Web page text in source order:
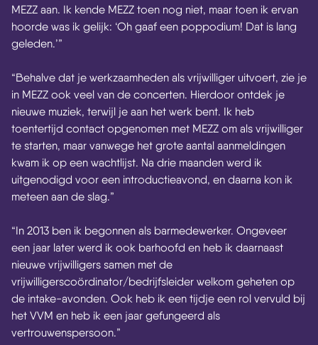
MEZZ aan. Ik kende MEZZ toen nog niet, maar toen ik ervan
hoorde was ik gelijk: ‘Oh gaaf een poppodium! Dat is lang
geleden.’”
“Behalve dat je werkzaamheden als vrijwilliger uitvoert, zie je
in MEZZ ook veel van de concerten. Hierdoor ontdek je
nieuwe muziek, terwijl je aan het werk bent. Ik heb
toentertijd contact opgenomen met MEZZ om als vrijwilliger
te starten, maar vanwege het grote aantal aanmeldingen
kwam ik op een wachtlijst. Na drie maanden werd ik
uitgenodigd voor een introductieavond, en daarna kon ik
meteen aan de slag.”
“In 2013 ben ik begonnen als barmedewerker. Ongeveer
een jaar later werd ik ook barhoofd en heb ik daarnaast
nieuwe vrijwilligers samen met de
vrijwilligerscoördinator/bedrijfsleider welkom geheten op
de intake-avonden. Ook heb ik een tijdje een rol vervuld bij
het VVM en heb ik een jaar gefungeerd als
vertrouwenspersoon.”